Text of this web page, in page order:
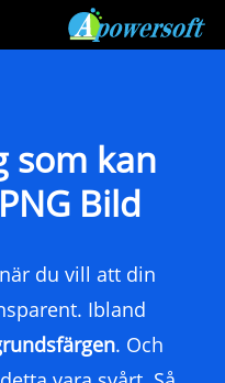
som kan
Bild
du vill att din
Ibland
. Och